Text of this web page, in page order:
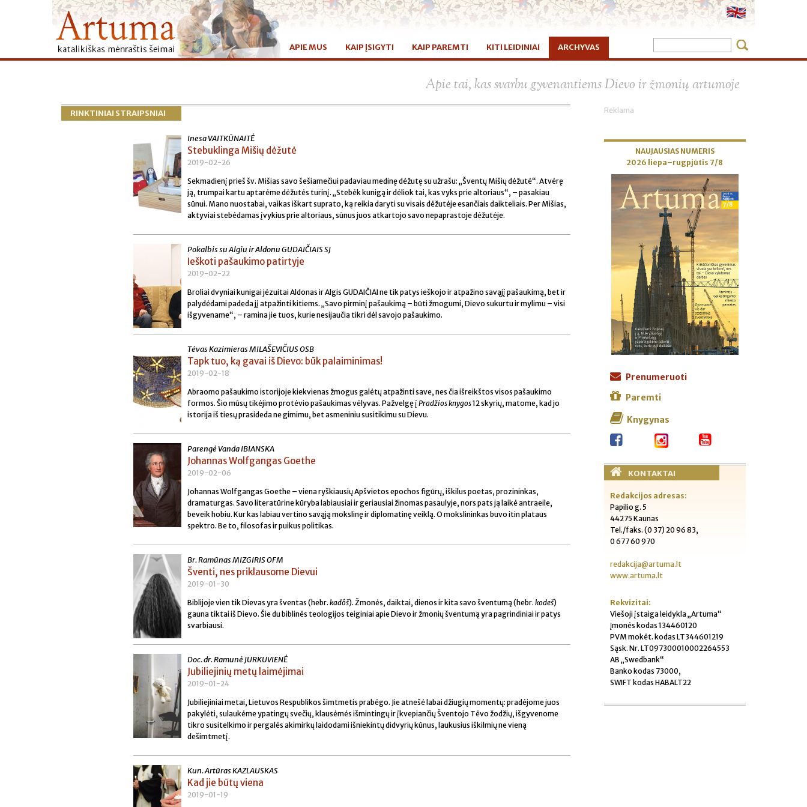
APIE MUS KAIP ĮSIGYTI KAIP PAREMTI KITI LEIDINIAI ARCHYVAS
Apie tai, kas svarbu gyvenantiems Dievo ir žmonių artumoje
RINKTINIAI STRAIPSNIAI
Inesa VAITKŪNAITĖ
Stebuklinga Mišių dėžutė
2019-02-26
Sekmadienį prieš šv. Mišias savo šešiamečiui padaviau medinę dėžutę su užrašu: „Šventų Mišių dėžutė“. Atvėrę
ją, trumpai kartu aptarėme dėžutės turinį. „Stebėk kunigą ir dėliok tai, kas vyks prie altoriaus“, – pasakiau
sūnui. Mano nuostabai, vaikas iškart suprato, ką reikia daryti su visais dėžutėje esančiais daikteliais. Per Mišias,
aktyviai stebėdamas įvykius prie altoriaus, sūnus juos atkartojo savo nepaprastoje dėžutėje.
Pokalbis su Algiu ir Aldonu GUDAIČIAIS SJ
Ieškoti pašaukimo patirtyje
2019-02-22
Broliai dvyniai kunigai jėzuitai Aldonas ir Algis GUDAIČIAI ne tik patys ieškojo ir atpažino savąjį pašaukimą, bet ir
palydėdami padeda jį atpažinti kitiems. „Savo pirminį pašaukimą – būti žmogumi, Dievo sukurtu ir mylimu – visi
išgyvename“, – ramina jie tuos, kurie nesijaučia tikri dėl savojo pašaukimo.
Tėvas Kazimieras MILAŠEVIČIUS OSB
Tapk tuo, ką gavai iš Dievo: būk palaiminimas!
2019-02-18
Abraomo pašaukimo istorijoje kiekvienas žmogus galėtų atpažinti save, nes čia išreikštos visos pašaukimo
formos. Šio mūsų tikėjimo protėvio pašaukimas vėlyvas. Pažvelgę į Pradžios knygos12 skyrių, matome, kad jo
istorija iš tiesų prasideda ne gimimu, bet asmeniniu susitikimu su Dievu.
Parengė Vanda IBIANSKA
Johannas Wolfgangas Goethe
2019-02-06
Johannas Wolfgangas Goethe – viena ryškiausių Apšvietos epochos figūrų, iškilus poetas, prozininkas,
dramaturgas. Savo literatūrine kūryba labiausiai ir geriausiai žinomas pasaulyje, nors pats ją laikė antraeile,
beveik hobiu. Kur kas labiau vertino savąją mokslinę ir diplomatinę veiklą. O mokslininkas buvo itin plataus
spektro. Be to, filosofas ir puikus politikas.
Br. Ramūnas MIZGIRIS OFM
Šventi, nes priklausome Dievui
2019-01-30
Biblijoje vien tik Dievas yra šventas (hebr. kadôš). Žmonės, daiktai, dienos ir kita savo šventumą (hebr. kodeš)
gauna tiktai iš Dievo. Šie du biblinės teologijos teiginiai apie Dievo ir žmonių šventumą yra pagrindiniai ir patys
svarbiausi.
Doc. dr. Ramunė JURKUVIENĖ
Jubiliejinių metų laimėjimai
2019-01-24
Jubiliejiniai metai, Lietuvos Respublikos šimtmetis prabėgo. Jie atnešė labai džiugių momentų: pradėjome juos
pakylėti, sulaukėme ypatingų svečių, klausėmės išmintingų ir įkvepiančių Šventojo Tėvo žodžių, išgyvenome
tikro susitelkimo ir pergalės akimirkų laidodami išniekintų didvyrių kūnus, laukusius iškilmių ne vieną
dešimtmetį.
Kun. Artūras KAZLAUSKAS
Kad jie būtų viena
2019-01-19
Reklama
NAUJAUSIAS NUMERIS
2026 liepa–rugpjūtis 7/8
Prenumeruoti
Paremti
Knygynas
KONTAKTAI
Redakcijos adresas:
Papilio g. 5
44275 Kaunas
Tel./faks. (0 37) 20 96 83,
0 677 60 970
redakcija@artuma.lt
www.artuma.lt
Rekvizitai:
Viešoji įstaiga leidykla „Artuma“
Įmonės kodas 134460120
PVM mokėt. kodas LT344601219
Sąsk. Nr. LT097300010002264553
AB „Swedbank“
Banko kodas 73000,
SWIFT kodas HABALT22